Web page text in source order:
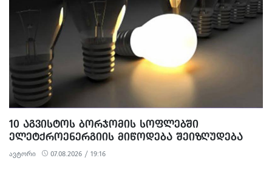
10 ᲐᲒᲕᲘᲡᲢᲝᲡ ᲑᲝᲠᲯᲝᲛᲘᲡ ᲡᲝᲤᲚᲔᲑᲨᲘ
ᲔᲚᲔᲢᲥᲠᲝᲔᲜᲔᲠᲒᲘᲘᲡ ᲛᲘᲬᲝᲓᲔᲑᲐ ᲨᲔᲘᲖᲦᲣᲓᲔᲑᲐ
ავტორი 07.08.2026 / 19:16